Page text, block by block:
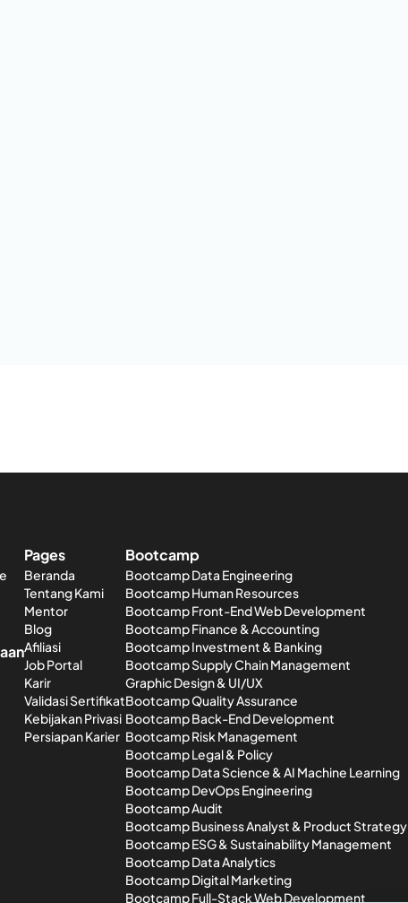
Pages
Beranda
Tentang Kami
Mentor
Blog
Afiliasi
Job Portal
Karir
Validasi Sertifikat
Kebijakan Privasi
Persiapan Karier
Bootcamp
Bootcamp Data Engineering
Bootcamp Human Resources
Bootcamp Front-End Web Development
Bootcamp Finance & Accounting
Bootcamp Investment & Banking
Bootcamp Supply Chain Management
Graphic Design & UI/UX
Bootcamp Quality Assurance
Bootcamp Back-End Development
Bootcamp Risk Management
Bootcamp Legal & Policy
Bootcamp Data Science & AI Machine Learning
Bootcamp DevOps Engineering
Bootcamp Audit
Bootcamp Business Analyst & Product Strategy
Bootcamp ESG & Sustainability Management
Bootcamp Data Analytics
Bootcamp Digital Marketing
Bootcamp Full-Stack Web Development